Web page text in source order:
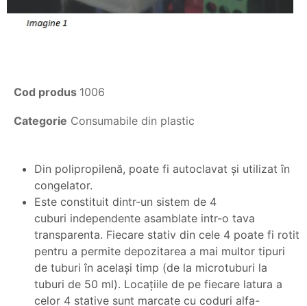
Cod produs 1006
Categorie Consumabile din plastic
Din polipropilenă, poate fi autoclavat şi utilizat în
congelator.
Este constituit dintr-un sistem de 4
cuburi independente asamblate intr-o tava
transparenta. Fiecare stativ din cele 4 poate fi rotit
pentru a permite depozitarea a mai multor tipuri
de tuburi în acelaşi timp (de la microtuburi la
tuburi de 50 ml). Locaţiile de pe fiecare latura a
celor 4 stative sunt marcate cu coduri alfa-